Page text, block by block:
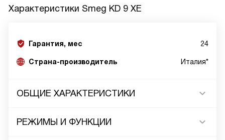
Характеристики Smeg KD 9 XE
Гарантия, мес 24
Страна-производитель Италия*
ОБЩИЕ ХАРАКТЕРИСТИКИ
РЕЖИМЫ И ФУНКЦИИ